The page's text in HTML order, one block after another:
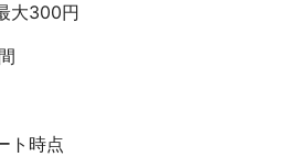
大300円
ト時点